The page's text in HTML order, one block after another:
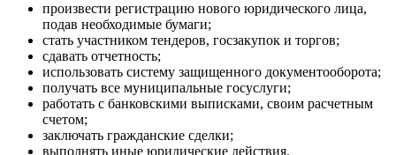
произвести регистрацию нового юридического лица,
подав необходимые бумаги;
стать участником тендеров, госзакупок и торгов;
сдавать отчетность;
использовать систему защищенного документооборота;
получать все муниципальные госуслуги;
работать с банковскими выписками, своим расчетным
счетом;
заключать гражданские сделки;
выполнять иные юридические действия.